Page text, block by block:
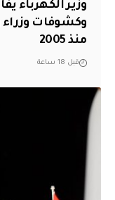
وزير الكهرباء
وكشوفات وزراء
منذ 2005
قبل 18 ساعة